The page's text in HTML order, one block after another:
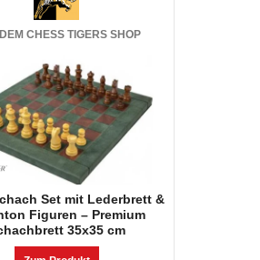
CHESS TIGERS SHOP
Set mit Lederbrett &
Figuren – Premium
35x35 cm